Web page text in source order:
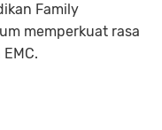
Family
memperkuat rasa